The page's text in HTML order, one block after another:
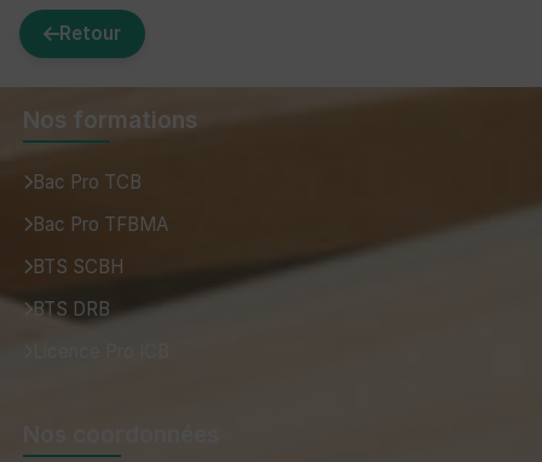
Retour
Nos formations
Bac Pro TCB
Bac Pro TFBMA
BTS SCBH
BTS DRB